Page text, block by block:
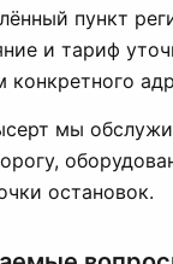
пункт
и тариф
конкретного
мы
остановок.